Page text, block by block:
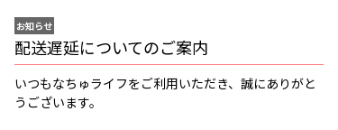
お知らせ
配送遅延についてのご案内
いつもなちゅライフをご利用いただき、誠にありがと
うございます。